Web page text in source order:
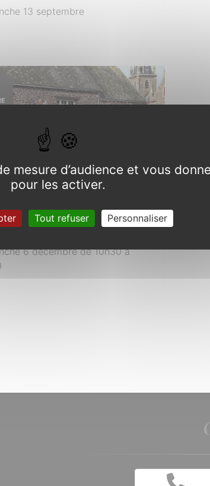
13 septembre
6 décembre
6 décembre de 10h30 à
mesure d’audience et vous
pour les activer.
Tout refuser Personnaliser